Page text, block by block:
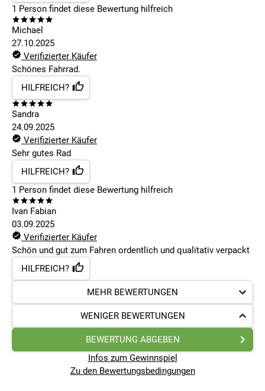
1 Person findet diese Bewertung hilfreich
Michael
27.10.2025
Verifizierter Käufer
Schönes Fahrrad.
HILFREICH?
Sandra
24.09.2025
Verifizierter Käufer
Sehr gutes Rad
HILFREICH?
1 Person findet diese Bewertung hilfreich
Ivan Fabian
03.09.2025
Verifizierter Käufer
Schön und gut zum Fahren ordentlich und qualitativ verpackt
HILFREICH?
MEHR BEWERTUNGEN
WENIGER BEWERTUNGEN
BEWERTUNG ABGEBEN
Infos zum Gewinnspiel
Zu den Bewertungsbedingungen